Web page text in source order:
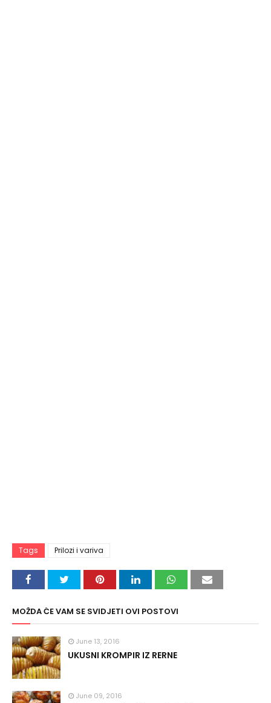
Tags Prilozi i variva
MOŽDA ĆE VAM SE SVIDJETI OVI POSTOVI
June 13, 2016
UKUSNI KROMPIR IZ RERNE
June 09, 2016